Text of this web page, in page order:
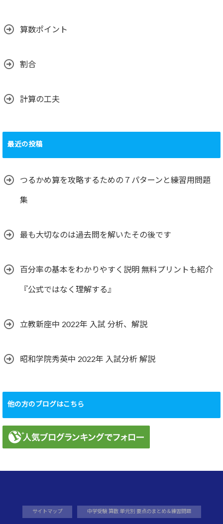
算数ポイント
割合
計算の工夫
最近の投稿
つるかめ算を攻略するための７パターンと練習用問題
集
最も大切なのは過去問を解いたその後です
百分率の基本をわかりやすく説明 無料プリントも紹介
『公式ではなく理解する』
立教新座中 2022年 入試 分析、解説
昭和学院秀英中 2022年 入試分析 解説
他の方のブログはこちら
サイトマップ 中学受験 算数 単元別 要点のまとめ＆練習問題